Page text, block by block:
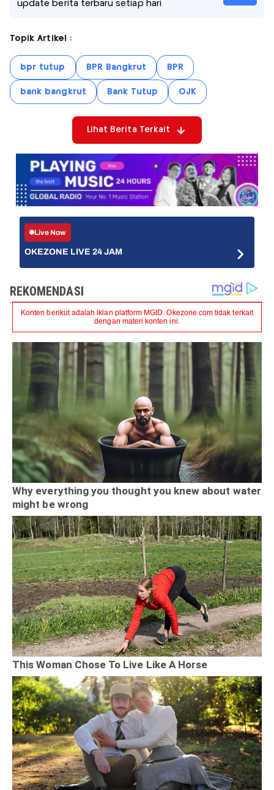
update berita terbaru setiap hari
Topik Artikel :
bpr tutup BPR Bangkrut BPR
bank bangkrut Bank Tutup OJK
Lihat Berita Terkait
Live Now
OKEZONE LIVE 24 JAM